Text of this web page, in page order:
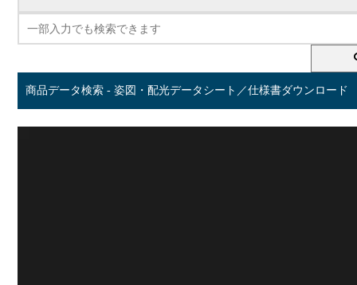
商品データ検索 - 姿図・配光データシート／仕様書ダウンロード